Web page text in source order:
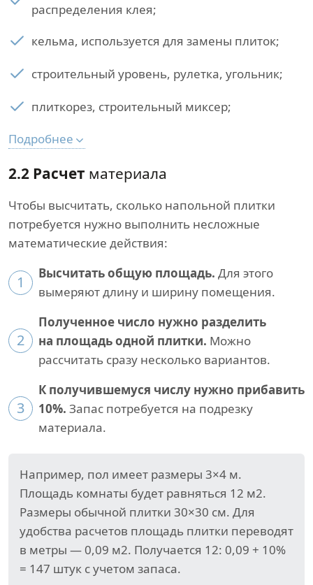
распределения клея;
кельма, используется для замены плиток;
строительный уровень, рулетка, угольник;
плиткорез, строительный миксер;
Подробнее
2.2 Расчет материала
Чтобы высчитать, сколько напольной плитки
потребуется нужно выполнить несложные
математические действия:
1 Высчитать общую площадь. Для этого
вымеряют длину и ширину помещения.
2
Полученное число нужно разделить
на площадь одной плитки. Можно
рассчитать сразу несколько вариантов.
3
К получившемуся числу нужно прибавить
10%. Запас потребуется на подрезку
материала.
Например, пол имеет размеры 3×4 м.
Площадь комнаты будет равняться 12 м2.
Размеры обычной плитки 30×30 см. Для
удобства расчетов площадь плитки переводят
в метры — 0,09 м2. Получается 12: 0,09 + 10%
= 147 штук с учетом запаса.